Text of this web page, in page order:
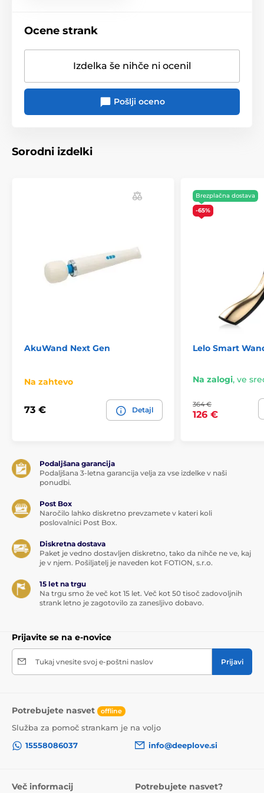
Ocene strank
Izdelka še nihče ni ocenil
Pošlji oceno
Sorodni izdelki
AkuWand Next Gen
Na zahtevo
73 € Detajl
Brezplačna dostava
-65%
Lelo Smart
Na zalogi, ve
364 €
126 €
Podaljšana garancija
Podaljšana 3-letna garancija velja za vse izdelke v naši
ponudbi.
Post Box
Naročilo lahko diskretno prevzamete v kateri koli
poslovalnici Post Box.
Diskretna dostava
Paket je vedno dostavljen diskretno, tako da nihče ne ve, kaj
je v njem. Pošiljatelj je naveden kot FOTION, s.r.o.
15 let na trgu
Na trgu smo že več kot 15 let. Več kot 50 tisoč zadovoljnih
strank letno je zagotovilo za zanesljivo dobavo.
Prijavite se na e-novice
Tukaj vnesite svoj e-poštni naslov Prijavi
Potrebujete nasvet offline
Služba za pomoč strankam je na voljo
15558086037
info@deeplove.si
Več informacij Potrebujete nasvet?